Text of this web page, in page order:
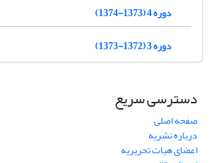
دوره 4 (1373-1374)
دوره 3 (1372-1373)
دسترسی سریع
صفحه اصلی
درباره نشریه
اعضای هیات تحریریه